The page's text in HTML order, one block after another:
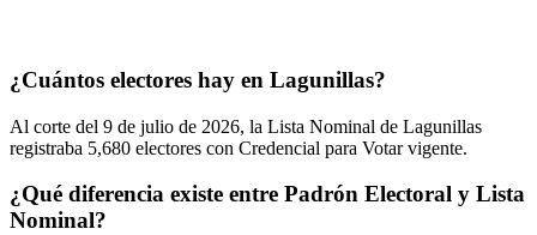
¿Cuántos electores hay en Lagunillas?
Al corte del 9 de julio de 2026, la Lista Nominal de Lagunillas
registraba 5,680 electores con Credencial para Votar vigente.
¿Qué diferencia existe entre Padrón Electoral y Lista
Nominal?